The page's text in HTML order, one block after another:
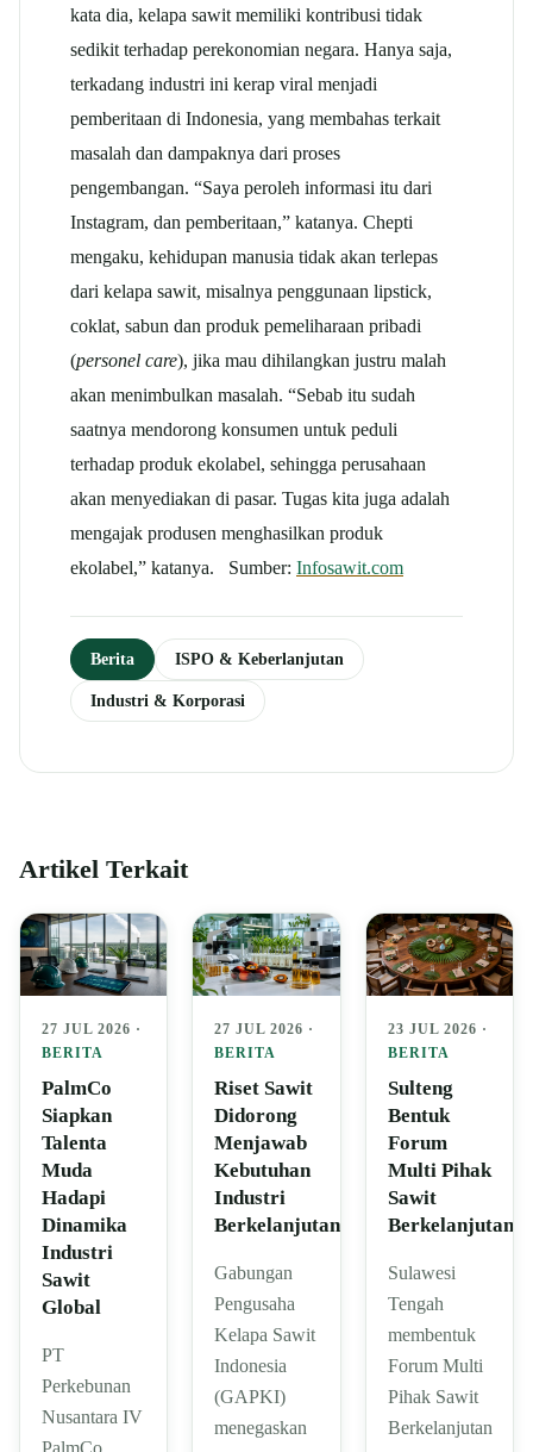
kata dia, kelapa sawit memiliki kontribusi tidak
sedikit terhadap perekonomian negara. Hanya saja,
terkadang industri ini kerap viral menjadi
pemberitaan di Indonesia, yang membahas terkait
masalah dan dampaknya dari proses
pengembangan. “Saya peroleh informasi itu dari
Instagram, dan pemberitaan,” katanya. Chepti
mengaku, kehidupan manusia tidak akan terlepas
dari kelapa sawit, misalnya penggunaan lipstick,
coklat, sabun dan produk pemeliharaan pribadi
(personel care), jika mau dihilangkan justru malah
akan menimbulkan masalah. “Sebab itu sudah
saatnya mendorong konsumen untuk peduli
terhadap produk ekolabel, sehingga perusahaan
akan menyediakan di pasar. Tugas kita juga adalah
mengajak produsen menghasilkan produk
ekolabel,” katanya. Sumber: Infosawit.com
Berita ISPO & Keberlanjutan
Industri & Korporasi
Artikel Terkait
27 JUL 2026 ·
BERITA
PalmCo
Siapkan
Talenta
Muda
Hadapi
Dinamika
Industri
Sawit
Global
PT
Perkebunan
Nusantara IV
PalmCo
27 JUL 2026 ·
BERITA
Riset Sawit
Didorong
Menjawab
Kebutuhan
Industri
Berkelanjutan
Gabungan
Pengusaha
Kelapa Sawit
Indonesia
(GAPKI)
menegaskan
23 JUL 2026 ·
BERITA
Sulteng
Bentuk
Forum
Multi Pihak
Sawit
Berkelanjutan
Sulawesi
Tengah
membentuk
Forum Multi
Pihak Sawit
Berkelanjutan